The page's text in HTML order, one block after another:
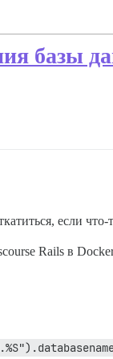
базы
если что-
Rails в